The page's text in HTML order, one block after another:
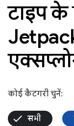
टाइप के
Jetpack
कोई कैटगरी चुनें:
सभी